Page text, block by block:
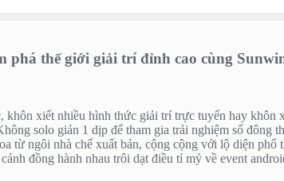
phá thế giới giải trí đỉnh cao cùng
xiết nhiều hình thức giải trí trực tuyến hay
solo giản 1 dịp để tham gia trải nghiệm số đông
từ ngôi nhà chế xuất bản, cộng cộng với lộ diện
đồng hành nhau trôi dạt điều tỉ mỷ về event